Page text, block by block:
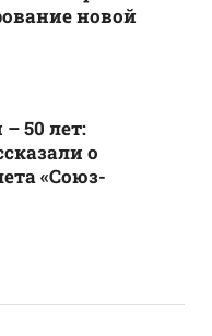
новой
50 лет:
о
«Союз-